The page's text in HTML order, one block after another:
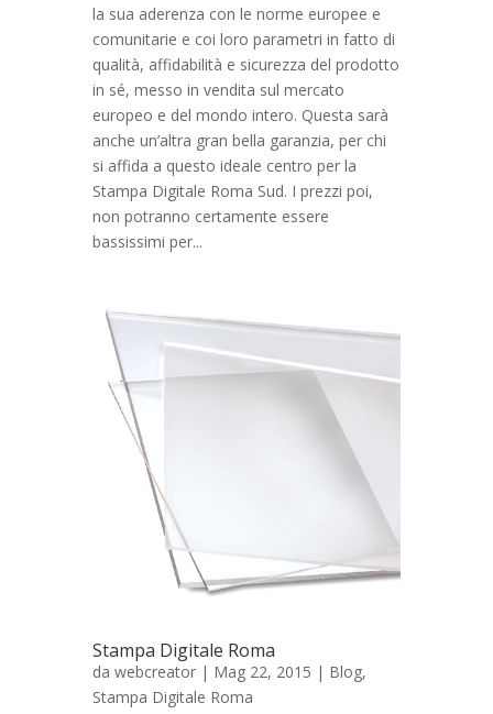
la sua aderenza con le norme europee e
comunitarie e coi loro parametri in fatto di
qualità, affidabilità e sicurezza del prodotto
in sé, messo in vendita sul mercato
europeo e del mondo intero. Questa sarà
anche un’altra gran bella garanzia, per chi
si affida a questo ideale centro per la
Stampa Digitale Roma Sud. I prezzi poi,
non potranno certamente essere
bassissimi per...
Stampa Digitale Roma
da webcreator | Mag 22, 2015 | Blog,
Stampa Digitale Roma